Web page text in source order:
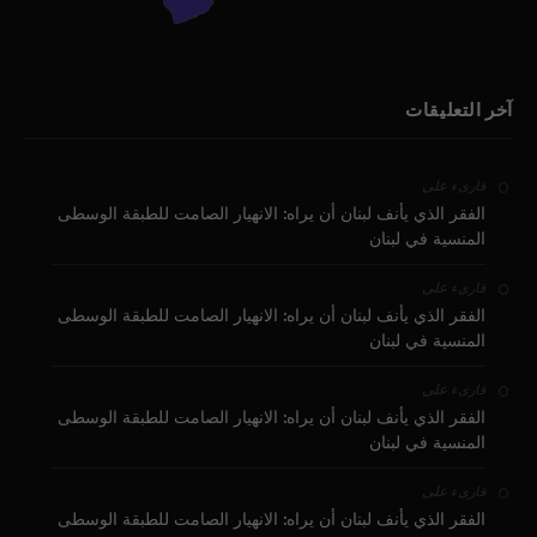
آخر التعليقات
قارىء على
الفقر الذي يأنف لبنان أن يراه: الانهيار الصامت للطبقة الوسطى
المنسية في لبنان
قارىء على
الفقر الذي يأنف لبنان أن يراه: الانهيار الصامت للطبقة الوسطى
المنسية في لبنان
قارىء على
الفقر الذي يأنف لبنان أن يراه: الانهيار الصامت للطبقة الوسطى
المنسية في لبنان
قارىء على
الفقر الذي يأنف لبنان أن يراه: الانهيار الصامت للطبقة الوسطى